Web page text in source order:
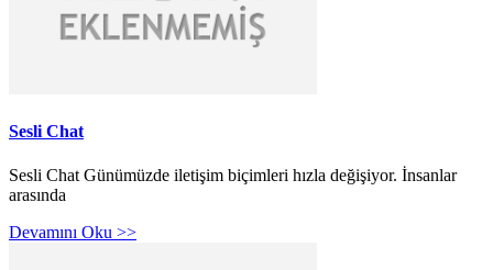
Sesli Chat
Sesli Chat Günümüzde iletişim biçimleri hızla değişiyor. İnsanlar
arasında
Devamını Oku >>